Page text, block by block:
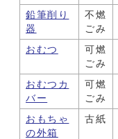
鉛筆削り
器
不燃
ごみ
おむつ
可燃
ごみ
おむつカ
バー
可燃
ごみ
おもちゃ
の外箱
古紙